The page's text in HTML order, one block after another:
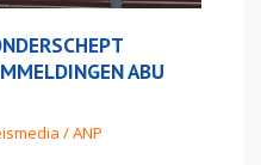
ABU
/ ANP